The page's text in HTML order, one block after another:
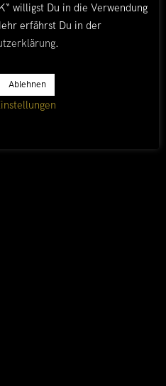
willigst Du in die Verwendung
erfährst Du in der
.
Ablehnen